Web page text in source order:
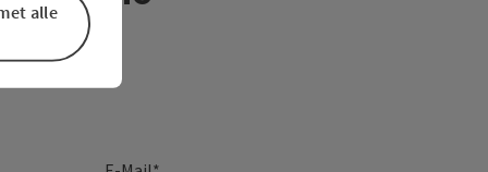
alle